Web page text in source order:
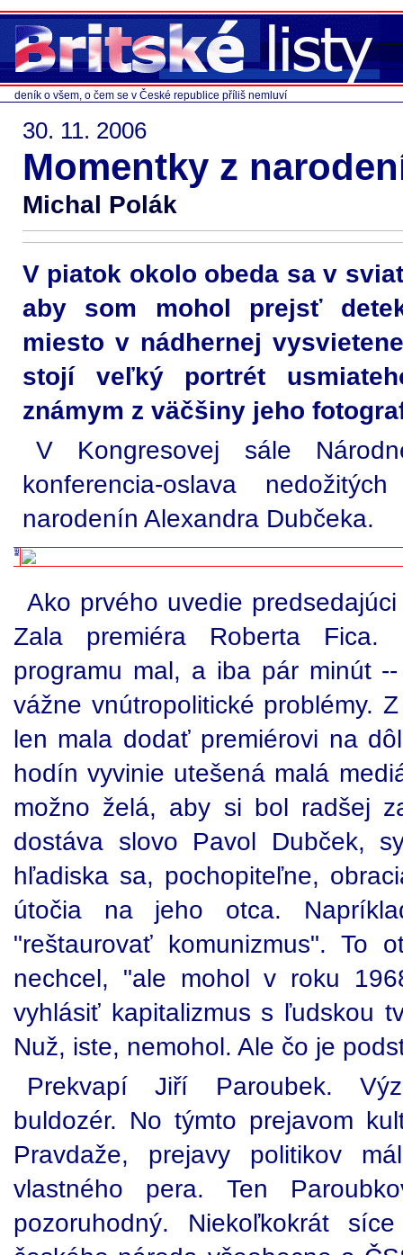
deník o všem, o čem se v České republice příliš nemluví
30. 11. 2006
Momentky z
Michal Polák
V piatok okolo obeda sa v
aby som mohol prejsť
miesto v nádhernej
stojí veľký portrét
známym z väčšiny jeho
V Kongresovej sále
konferencia-oslava
narodenín Alexandra Dubčeka.
Ako prvého uvedie
Zala premiéra Roberta
programu mal, a iba pár minút
vážne vnútropolitické problémy.
len mala dodať premiérovi na
hodín vyvinie utešená malá
možno želá, aby si bol radšej
dostáva slovo Pavol Dubček,
hľadiska sa, pochopiteľne,
útočia na jeho otca.
"reštaurovať komunizmus". To
nechcel, "ale mohol v roku
vyhlásiť kapitalizmus s ľudskou
Nuž, iste, nemohol. Ale čo je
Prekvapí Jiří Paroubek.
buldozér. No týmto prejavom
Pravdaže, prejavy politikov
vlastného pera. Ten
pozoruhodný. Niekoľkokrát